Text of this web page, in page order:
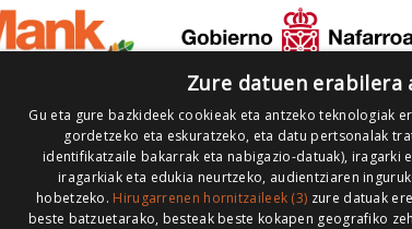
Zure datuen erabilera
Gu eta gure bazkideek cookieak eta antzeko teknologiak
gordetzeko eta eskuratzeko, eta datu pertsonalak
identifikatzaile bakarrak eta nabigazio-datuak), iragarki
iragarkiak eta edukia neurtzeko, audientziaren
hobetzeko. Hirugarrenen hornitzaileek (3) zure datuak
beste batzuetarako, besteak beste kokapen geografiko